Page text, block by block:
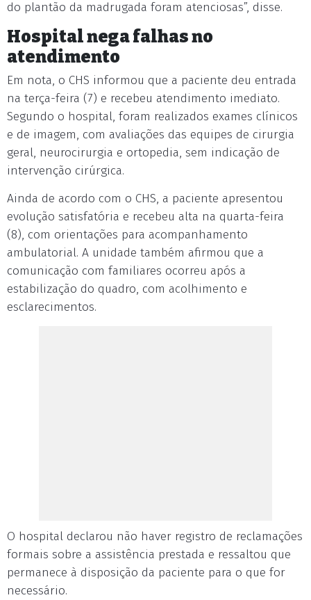
do plantão da madrugada foram atenciosas”, disse.
Hospital nega falhas no
atendimento
Em nota, o CHS informou que a paciente deu entrada
na terça-feira (7) e recebeu atendimento imediato.
Segundo o hospital, foram realizados exames clínicos
e de imagem, com avaliações das equipes de cirurgia
geral, neurocirurgia e ortopedia, sem indicação de
intervenção cirúrgica.
Ainda de acordo com o CHS, a paciente apresentou
evolução satisfatória e recebeu alta na quarta-feira
(8), com orientações para acompanhamento
ambulatorial. A unidade também afirmou que a
comunicação com familiares ocorreu após a
estabilização do quadro, com acolhimento e
esclarecimentos.
O hospital declarou não haver registro de reclamações
formais sobre a assistência prestada e ressaltou que
permanece à disposição da paciente para o que for
necessário.